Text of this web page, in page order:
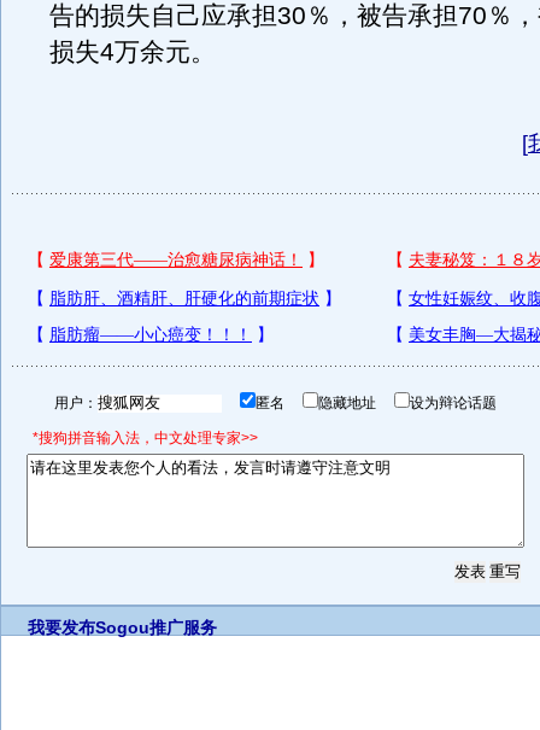
告的损失自己应承担30％，被告承担70％
损失4万余元。
[
用户： 匿名 隐藏地址 设为辩论话题
*搜狗拼音输入法，中文处理专家>>
我要发布Sogou推广服务